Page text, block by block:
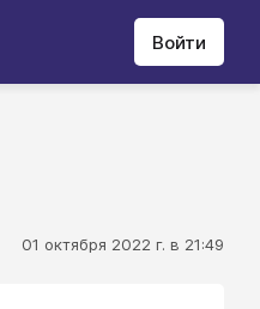
Войти
01 октября 2022 г. в 21:49